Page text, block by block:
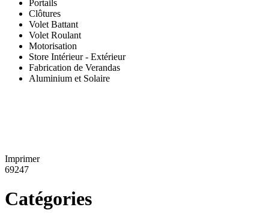
Portails
Clôtures
Volet Battant
Volet Roulant
Motorisation
Store Intérieur - Extérieur
Fabrication de Verandas
Aluminium et Solaire
Imprimer
69247
Catégories